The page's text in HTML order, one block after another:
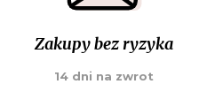
Zakupy bez ryzyka
14 dni na zwrot